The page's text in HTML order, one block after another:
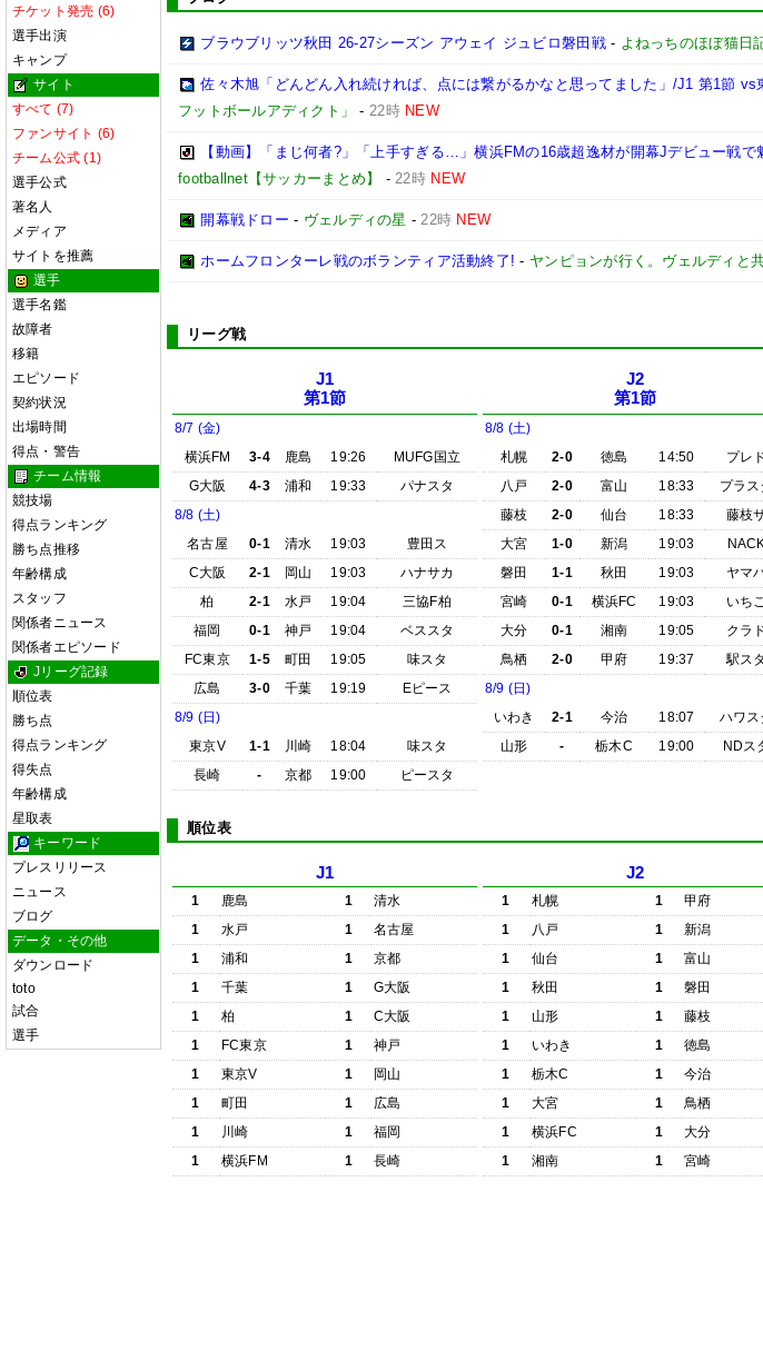
チケット発売 (6)
選手出演
キャンプ
サイト
すべて (7)
ファンサイト (6)
チーム公式 (1)
選手公式
著名人
メディア
サイトを推薦
選手
選手名鑑
故障者
移籍
エピソード
契約状況
出場時間
得点・警告
チーム情報
競技場
得点ランキング
勝ち点推移
年齢構成
スタッフ
関係者ニュース
関係者エピソード
Jリーグ記録
順位表
勝ち点
得点ランキング
得失点
年齢構成
星取表
キーワード
プレスリリース
ニュース
ブログ
データ・その他
ダウンロード
toto
試合
選手
ブラウブリッツ秋田 26-27シーズン アウェイ ジュビロ磐田戦- よねっちのほぼ猫日
佐々木旭「どんどん入れ続ければ、点には繋がるかなと思ってました」/J1 第1節 vs
フットボールアディクト」
-22時 NEW
【動画】「まじ何者?」「上手すぎる…」横浜FMの16歳超逸材が開幕Jデビュー戦で
footballnet【サッカーまとめ】
-22時 NEW
開幕戦ドロー - ヴェルディの星 -22時 NEW
ホームフロンターレ戦のボランティア活動終了! - ヤンピョンが行く。ヴェルディと共
リーグ戦
J1
第1節
8/7 (金)
横浜FM
3-4 鹿島 19:26
MUFG国立
G大阪
4-3 浦和 19:33
パナスタ
8/8 (土)
名古屋
0-1 清水 19:03
豊田ス
C大阪
2-1 岡山 19:03
ハナサカ
柏
2-1 水戸 19:04
三協F柏
福岡
0-1 神戸 19:04
ベススタ
FC東京
1-5 町田 19:05
味スタ
広島
3-0 千葉 19:19
Eピース
8/9 (日)
東京V
1-1 川崎 18:04
味スタ
長崎
- 京都 19:00 ピースタ
J2
第1節
8/8 (土)
札幌
2-0 徳島 14:50
プレ
八戸
2-0 富山 18:33
プラス
藤枝
2-0 仙台 18:33
藤枝
大宮
1-0 新潟 19:03
磐田
1-1 秋田 19:03
ヤマ
宮崎
0-1 横浜FC 19:03
いち
大分
0-1 湘南 19:05
クラ
鳥栖
2-0 甲府 19:37
駅スタ
8/9 (日)
いわき
2-1 今治 18:07
ハワス
山形
- 栃木C 19:00 NDス
順位表
J1
1 鹿島 1
清水
1
水戸 1
名古屋
1
浦和 1
京都
1
千葉 1
G大阪
1
柏 1
C大阪
1
FC東京 1
神戸
1
東京V 1
岡山
1
町田 1
広島
1
川崎 1
福岡
1
横浜FM 1 長崎
J2
1 札幌 1
甲府
1
八戸 1
新潟
1
仙台 1
富山
1
秋田 1
磐田
1
山形 1
藤枝
1
いわき 1
徳島
1
栃木C 1
今治
1
大宮 1
鳥栖
1
横浜FC 1
大分
1
湘南 1 宮崎